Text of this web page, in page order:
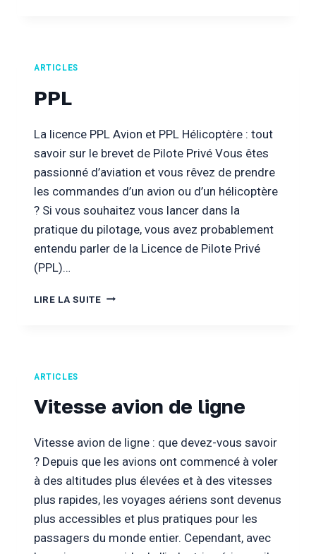
ARTICLES
PPL
La licence PPL Avion et PPL Hélicoptère : tout
savoir sur le brevet de Pilote Privé Vous êtes
passionné d’aviation et vous rêvez de prendre
les commandes d’un avion ou d’un hélicoptère
? Si vous souhaitez vous lancer dans la
pratique du pilotage, vous avez probablement
entendu parler de la Licence de Pilote Privé
(PPL)…
LIRE LA SUITEPPL
ARTICLES
Vitesse avion de ligne
Vitesse avion de ligne : que devez-vous savoir
? Depuis que les avions ont commencé à voler
à des altitudes plus élevées et à des vitesses
plus rapides, les voyages aériens sont devenus
plus accessibles et plus pratiques pour les
passagers du monde entier. Cependant, avec